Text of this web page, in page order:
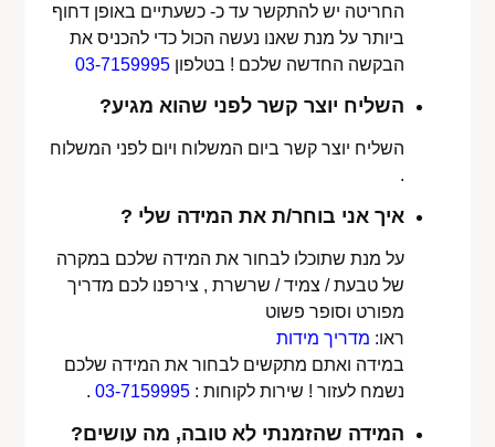
החריטה יש להתקשר עד כ- כשעתיים באופן דחוף
ביותר על מנת שאנו נעשה הכול כדי להכניס את
הבקשה החדשה שלכם ! בטלפון03-7159995
השליח יוצר קשר לפני שהוא מגיע?
השליח יוצר קשר ביום המשלוח ויום לפני המשלוח
.
איך אני בוחר/ת את המידה שלי ?
על מנת שתוכלו לבחור את המידה שלכם במקרה
של טבעת / צמיד / שרשרת , צירפנו לכם מדריך
מפורט וסופר פשוט
ראו: מדריך מידות
במידה ואתם מתקשים לבחור את המידה שלכם
נשמח לעזור ! שירות לקוחות :03-7159995
.
המידה שהזמנתי לא טובה, מה עושים?